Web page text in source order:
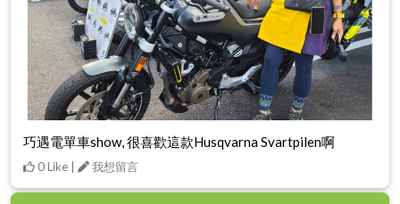
巧遇電單車show, 很喜歡這款Husqvarna Svartpilen啊
0 Like | 我想留言